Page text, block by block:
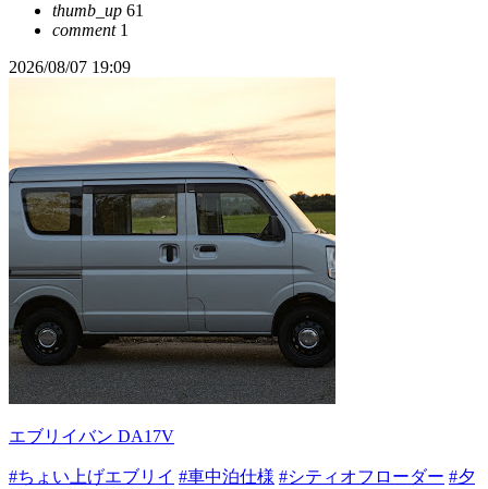
thumb_up 61
comment1
2026/08/07 19:09
エブリイバン DA17V
#ちょい上げエブリイ #車中泊仕様 #シティオフローダー #夕